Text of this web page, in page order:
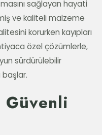
sağlayan hayati
ve kaliteli malzeme
korurken kayıpları
özel çözümlerle,
sürdürülebilir
Güvenli